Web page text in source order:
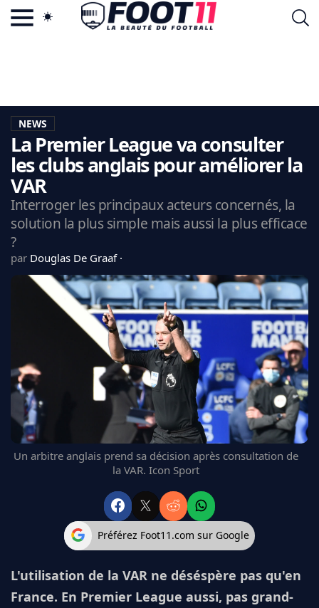
LA CHARTE
VIE PRIVÉE
CGU
CONTACTEZ-NOUS
MERCATO
EDF
PSG
LIGUE 1
REAL MADRID
FC BARCELONE
MANCHESTER UNITED
CHELSEA
ARSENAL
BAYERN
L'AVIS DE LA RÉDAC'
NEWS
La Premier League va consulter
les clubs anglais pour améliorer la
VAR
Interroger les principaux acteurs concernés, la
solution la plus simple mais aussi la plus efficace
?
par Douglas De Graaf
Un arbitre anglais prend sa décision après consultation de
la VAR. Icon Sport
Préférez Foot11.com sur Google
L'utilisation de la VAR ne déséspère pas qu'en
France. En Premier League aussi, pas grand-